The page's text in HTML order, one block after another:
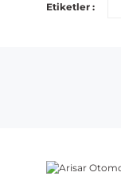
Etiketler :